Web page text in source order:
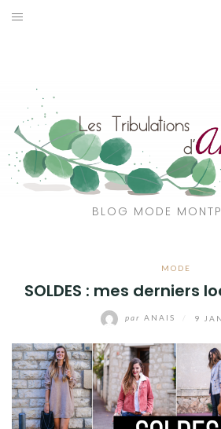
Aller
BLOG MODE
MODE
SOLDES : mes derniers
par ANAIS 9
CATÉGORIES
VOYAGE
MON DRESSING